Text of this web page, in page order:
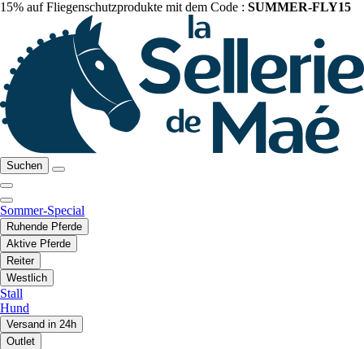
15% auf Fliegenschutzprodukte mit dem Code : SUMMER-FLY15
Suchen
Sommer-Special
Ruhende Pferde
Aktive Pferde
Reiter
Westlich
Stall
Hund
Versand in 24h
Outlet